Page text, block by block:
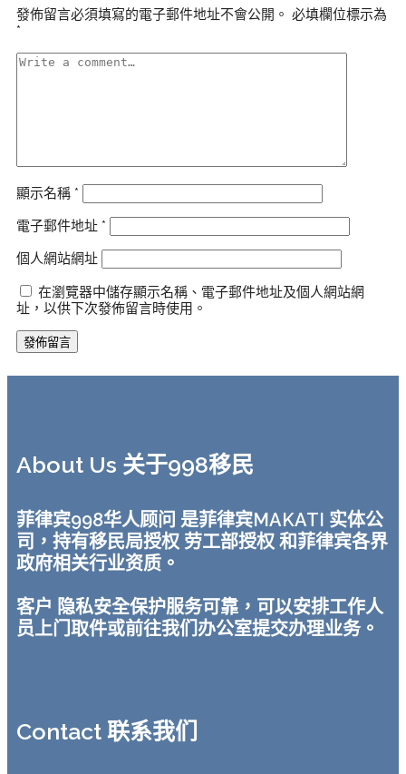
發佈留言必須填寫的電子郵件地址不會公開。 必填欄位標示為
*
顯示名稱 *
電子郵件地址 *
個人網站網址
在瀏覽器中儲存顯示名稱、電子郵件地址及個人網站網
址，以供下次發佈留言時使用。
About Us 关于998移民
菲律宾998华人顾问 是菲律宾MAKATI 实体公
司，持有移民局授权 劳工部授权 和菲律宾各界
政府相关行业资质。
客户 隐私安全保护服务可靠，可以安排工作人
员上门取件或前往我们办公室提交办理业务。
Contact 联系我们